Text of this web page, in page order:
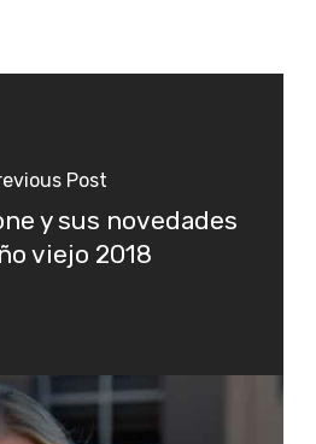
Post
y sus novedades
viejo 2018